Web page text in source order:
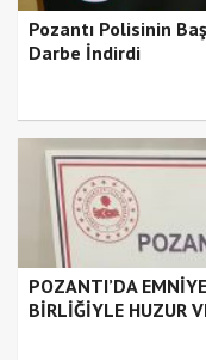
Pozantı Polisinin
Darbe İndirdi
POZANTI’DA
BİRLİĞİYLE HUZUR